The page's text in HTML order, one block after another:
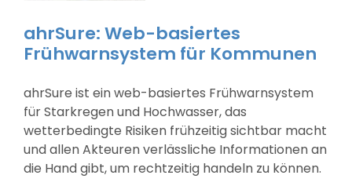
ahrSure: Web-basiertes
Frühwarnsystem für Kommunen
ahrSure ist ein web-basiertes Frühwarnsystem
für Starkregen und Hochwasser, das
wetterbedingte Risiken frühzeitig sichtbar macht
und allen Akteuren verlässliche Informationen an
die Hand gibt, um rechtzeitig handeln zu können.